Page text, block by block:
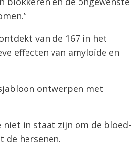
van de 167 in het
effecten van amyloïde en
ontwerpen met
niet in staat zijn om de bloed-
de hersenen.